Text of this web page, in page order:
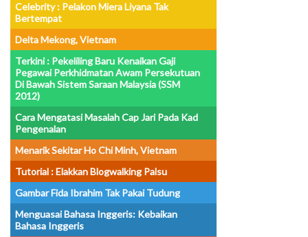
Celebrity : Pelakon Miera Liyana Tak
Bertempat
Delta Mekong, Vietnam
Terkini : Pekeliling Baru Kenaikan Gaji
Pegawai Perkhidmatan Awam Persekutuan
Di Bawah Sistem Saraan Malaysia (SSM
2012)
Cara Mengatasi Masalah Cap Jari Pada Kad
Pengenalan
Menarik Sekitar Ho Chi Minh, Vietnam
Tutorial : Elakkan Blogwalking Palsu
Gambar Fida Ibrahim Tak Pakai Tudung
Menguasai Bahasa Inggeris: Kebaikan
Bahasa Inggeris